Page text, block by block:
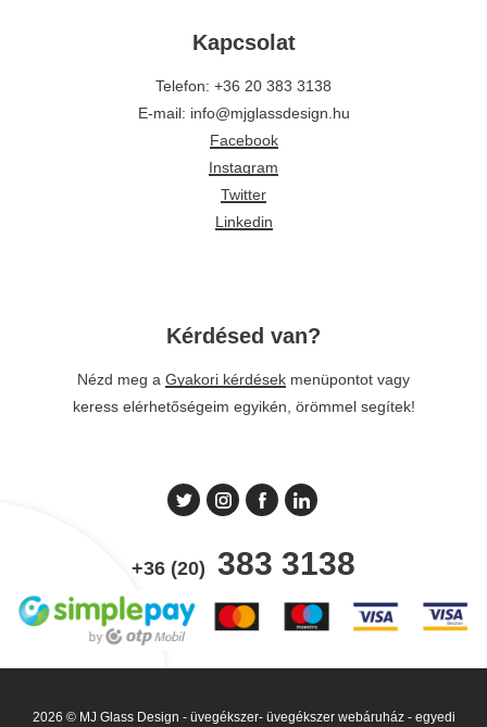
Kapcsolat
Telefon: +36 20 383 3138
E-mail: info@mjglassdesign.hu
Facebook
Instagram
Twitter
Linkedin
Kérdésed van?
Nézd meg a Gyakori kérdések menüpontot vagy
keress elérhetőségeim egyikén, örömmel segítek!
+36 (20) 383 3138
2026 © MJ Glass Design - üvegékszer- üvegékszer webáruház - egyedi